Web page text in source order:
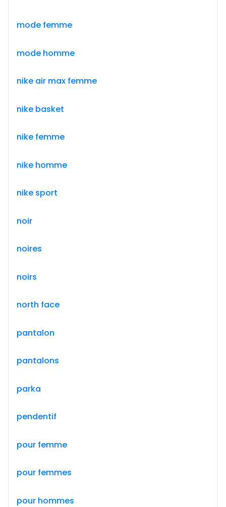
mode femme
mode homme
nike air max femme
nike basket
nike femme
nike homme
nike sport
noir
noires
noirs
north face
pantalon
pantalons
parka
pendentif
pour femme
pour femmes
pour hommes